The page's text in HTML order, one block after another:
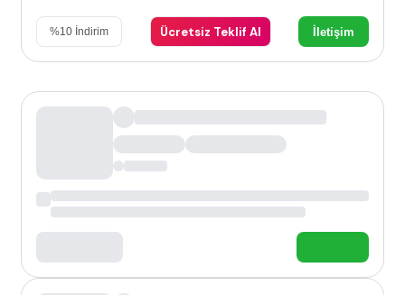
%10 İndirim Ücretsiz Teklif Al İletişim